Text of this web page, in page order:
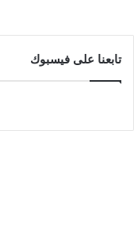
تابعنا على فيسبوك